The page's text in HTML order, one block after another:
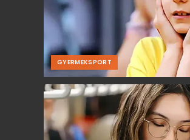
GYERMEKSPORT